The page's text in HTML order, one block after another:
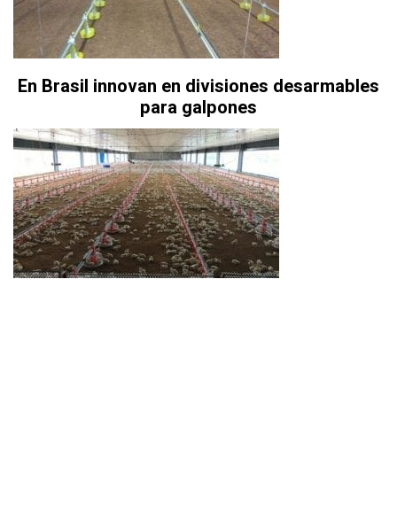
En Brasil innovan en divisiones desarmables
para galpones